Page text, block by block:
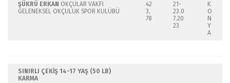
ŞÜKRÜ ERKAN OKÇULAR VAKFI
GELENEKSEL OKÇULUK SPOR KULÜBÜ
42
3,
78
21-
23.0
7.20
23
K
O
N
Y
A
SINIRLI ÇEKİŞ 14-17 YAŞ (50 LB)
KARMA